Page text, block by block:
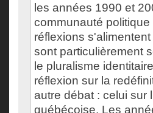
les années 1990 et
communauté
réflexions
sont particulièrement
le pluralisme
réflexion sur la
autre débat : celui sur
québécoise. Les